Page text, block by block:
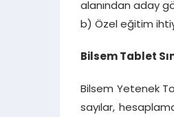
alanından aday
b) Özel eğitim
Bilsem Tablet
Bilsem Yetenek
sayılar,